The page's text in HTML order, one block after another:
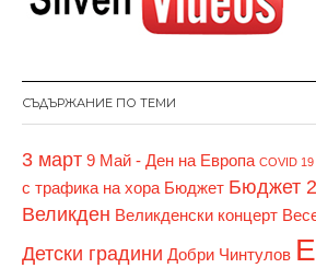
СЪДЪРЖАНИЕ ПО ТЕМИ
3 март 9 Май - Ден на Европа COVID 19
с трафика на хора Бюджет Бюджет
Великден Великденски концерт
Детски градини Добри Чинтулов